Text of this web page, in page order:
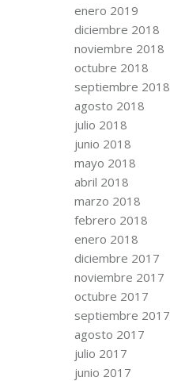
enero 2019
diciembre 2018
noviembre 2018
octubre 2018
septiembre 2018
agosto 2018
julio 2018
junio 2018
mayo 2018
abril 2018
marzo 2018
febrero 2018
enero 2018
diciembre 2017
noviembre 2017
octubre 2017
septiembre 2017
agosto 2017
julio 2017
junio 2017